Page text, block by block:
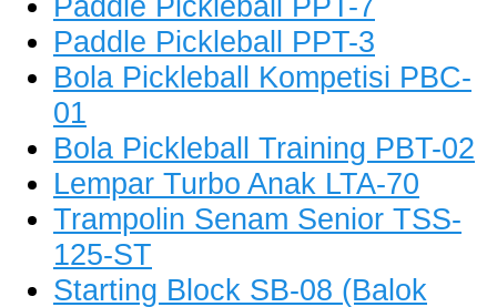
Paddle Pickleball PPT-3
Bola Pickleball Kompetisi PBC-
01
Bola Pickleball Training PBT-02
Lempar Turbo Anak LTA-70
Trampolin Senam Senior TSS-
125-ST
Starting Block SB-08 (Balok